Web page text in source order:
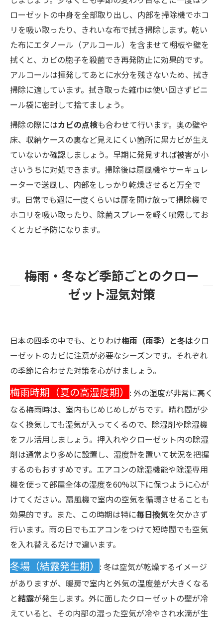
ローゼットの中身を全部取り出し、内部を掃除機でホコ
リを吸い取ったり、きれいな布で拭き掃除します。乾い
た布にエタノール（アルコール）を含ませて棚板や壁を
拭くと、カビの胞子を殺菌でき再発防止に効果的です。
アルコールは揮発してあとに水分を残さないため、拭き
掃除に適しています。拭き取った雑巾は使い回さずビニ
ール袋に密封して捨てましょう。
掃除の際にはカビの点検も合わせて行います。奥の壁や
床、収納ケースの裏など見えにくい箇所に黒カビが生え
ていないか確認しましょう。早期に発見すれば被害が小
さいうちに対処できます。掃除後は扇風機やサーキュレ
ーターで送風し、内部をしっかり乾燥させると万全で
す。日常でも週に一度くらいは扉を開け放って掃除機で
ホコリを吸い取ったり、除菌スプレーを軽く噴霧してお
くとカビ予防になります。
梅雨・冬など季節ごとのクロー
ゼット湿気対策
日本の四季の中でも、とりわけ梅雨（雨季）と冬はクロ
ーゼットのカビに注意が必要なシーズンです。それぞれ
の季節に合わせた対策を心がけましょう。
梅雨時期（夏の高湿度期）
: 外の湿度が非常に高く
なる梅雨時は、室内もじめじめしがちです。晴れ間が少
なく換気しても湿気が入ってくるので、除湿剤や除湿機
をフル活用しましょう。押入れやクローゼット内の除湿
剤は通常より多めに設置し、湿度計を置いて状況を把握
するのもおすすめです。エアコンの除湿機能や除湿専用
機を使って部屋全体の湿度を60%以下に保つように心が
けてください。扇風機で室内の空気を循環させることも
効果的です。また、この時期は特に毎日換気を欠かさず
行います。雨の日でもエアコンをつけて短時間でも空気
を入れ替えるだけで違います。
冬場（結露発生期）
: 冬は空気が乾燥するイメージ
がありますが、暖房で室内と外気の温度差が大きくなる
と結露が発生します。外に面したクローゼットの壁が冷
えていると、その内部の湿った空気が冷やされ水滴が生